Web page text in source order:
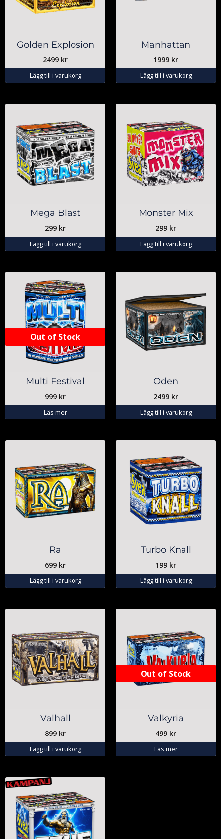
Golden Explosion
2499 kr
Lägg till i varukorg
Manhattan
1999 kr
Lägg till i varukorg
Mega Blast
299 kr
Lägg till i varukorg
Monster Mix
299 kr
Lägg till i varukorg
Out of Stock
Multi Festival
999 kr
Läs mer
Oden
2499 kr
Lägg till i varukorg
Ra
699 kr
Lägg till i varukorg
Turbo Knall
199 kr
Lägg till i varukorg
Valhall
899 kr
Lägg till i varukorg
Out of Stock
Valkyria
499 kr
Läs mer